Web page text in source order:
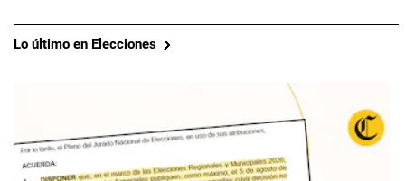
Lo último en Elecciones